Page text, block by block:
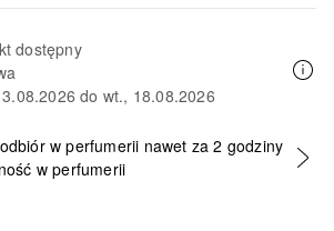
dostępny
do wt., 18.08.2026
DODAJ DO KOSZYKA
w perfumerii nawet za 2 godziny
w perfumerii